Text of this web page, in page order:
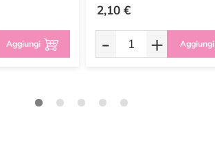
Aggiungi
2,10 €
- + Aggiungi